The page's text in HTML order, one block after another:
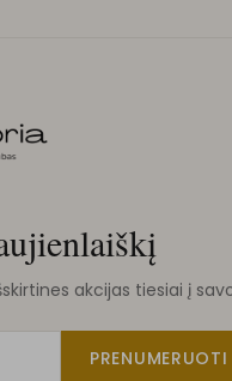
akcijas tiesiai į
PRENUMERUOTI